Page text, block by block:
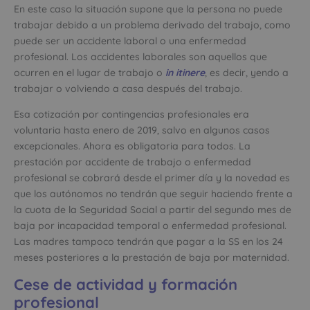
En este caso la situación supone que la persona no puede
trabajar debido a un problema derivado del trabajo, como
puede ser un accidente laboral o una enfermedad
profesional. Los accidentes laborales son aquellos que
ocurren en el lugar de trabajo o in itinere, es decir, yendo a
trabajar o volviendo a casa después del trabajo.
Esa cotización por contingencias profesionales era
voluntaria hasta enero de 2019, salvo en algunos casos
excepcionales. Ahora es obligatoria para todos. La
prestación por accidente de trabajo o enfermedad
profesional se cobrará desde el primer día y la novedad es
que los autónomos no tendrán que seguir haciendo frente a
la cuota de la Seguridad Social a partir del segundo mes de
baja por incapacidad temporal o enfermedad profesional.
Las madres tampoco tendrán que pagar a la SS en los 24
meses posteriores a la prestación de baja por maternidad.
Cese de actividad y formación
profesional